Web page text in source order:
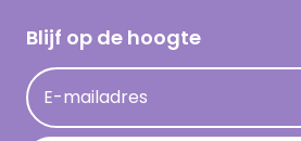
Hallmark Kaartclub
Acties
Persberichten
Op kamp gedichten en versjes
Leuke en grappige op kamp teksten
kamppost inspiratie
Blijf op de hoogte
E-mailadres